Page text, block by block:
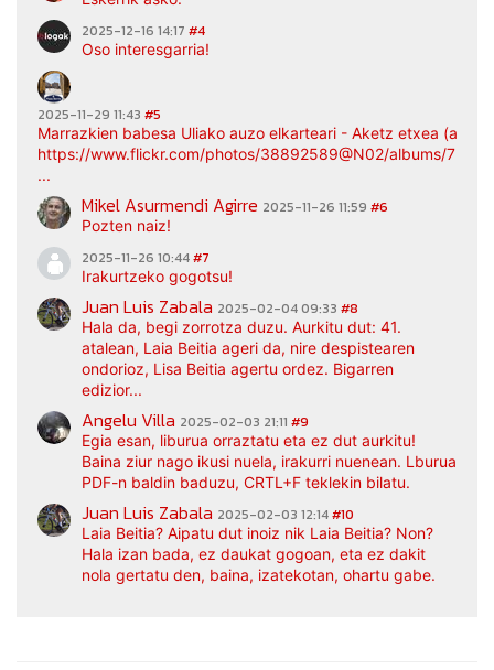
2025-12-16 14:17 #4
Oso interesgarria!
2025-11-29 11:43 #5
Marrazkien babesa Uliako auzo elkarteari - Aketz etxea
https://www.flickr.com/photos/38892589@N02/albums/
...
Mikel Asurmendi Agirre 2025-11-26 11:59 #6
Pozten naiz!
2025-11-26 10:44#7
Irakurtzeko gogotsu!
Juan Luis Zabala 2025-02-04 09:33 #8
Hala da, begi zorrotza duzu. Aurkitu dut: 41.
atalean, Laia Beitia ageri da, nire despistearen
ondorioz, Lisa Beitia agertu ordez. Bigarren
edizior...
Angelu Villa 2025-02-03 21:11 #9
Egia esan, liburua orraztatu eta ez dut aurkitu!
Baina ziur nago ikusi nuela, irakurri nuenean. Lburua
PDF-n baldin baduzu, CRTL+F teklekin bilatu.
Juan Luis Zabala 2025-02-03 12:14#10
Laia Beitia? Aipatu dut inoiz nik Laia Beitia? Non?
Hala izan bada, ez daukat gogoan, eta ez dakit
nola gertatu den, baina, izatekotan, ohartu gabe.